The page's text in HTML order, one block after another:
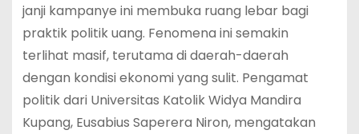
janji kampanye ini membuka ruang lebar bagi
praktik politik uang. Fenomena ini semakin
terlihat masif, terutama di daerah-daerah
dengan kondisi ekonomi yang sulit. Pengamat
politik dari Universitas Katolik Widya Mandira
Kupang, Eusabius Saperera Niron, mengatakan